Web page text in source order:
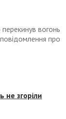
вогонь
про
не згоріли